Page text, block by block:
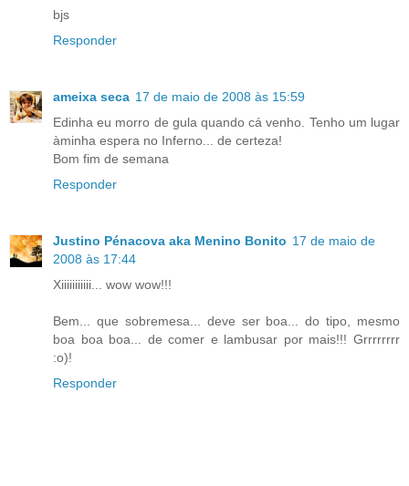
bjs
Responder
ameixa seca 17 de maio de 2008 às 15:59
Edinha eu morro de gula quando cá venho. Tenho um lugar
àminha espera no Inferno... de certeza!
Bom fim de semana
Responder
Justino Pénacova aka Menino Bonito 17 de maio de
2008 às 17:44
Xiiiiiiiiiii... wow wow!!!
Bem... que sobremesa... deve ser boa... do tipo, mesmo
boa boa boa... de comer e lambusar por mais!!! Grrrrrrrr
:o)!
Responder